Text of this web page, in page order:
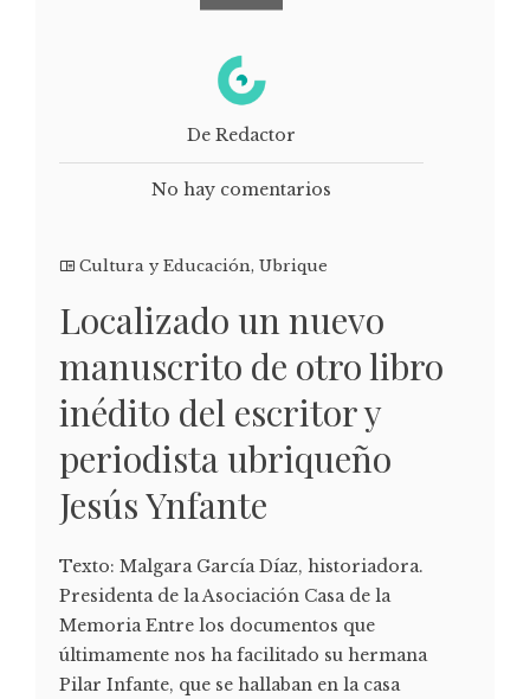
De Redactor
No hay comentarios
Cultura y Educación, Ubrique
Localizado un nuevo
manuscrito de otro libro
inédito del escritor y
periodista ubriqueño
Jesús Ynfante
Texto: Malgara García Díaz, historiadora.
Presidenta de la Asociación Casa de la
Memoria Entre los documentos que
últimamente nos ha facilitado su hermana
Pilar Infante, que se hallaban en la casa